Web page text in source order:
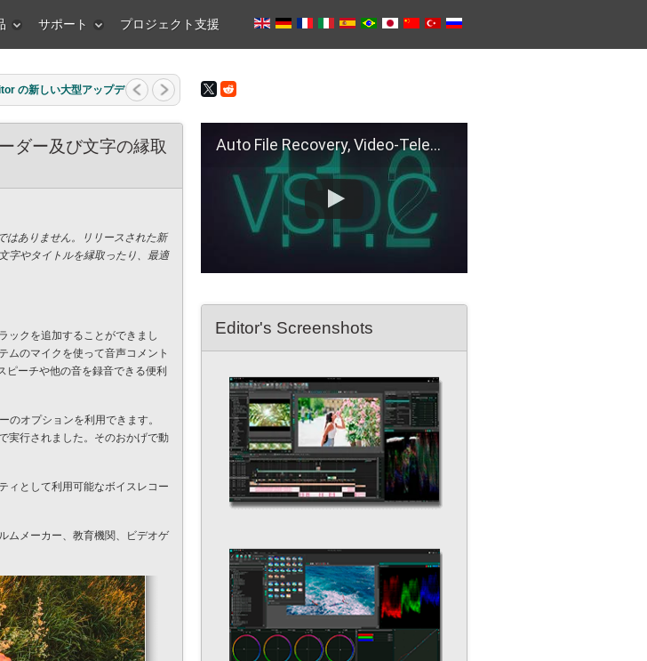
サポート プロジェクト支援
って最高の贈り物は何
ダー及び文字の縁取
はありません。リリースされた新
字やタイトルを縁取ったり、最適
ックを追加することができまし
ムのマイクを使って音声コメント
ーチや他の音を録音できる便利
オプションを利用できます。
実行されました。そのおかげで動
ィとして利用可能なボイスレコー
ムメーカー、教育機関、ビデオゲ
Auto File Recovery, Video-Telemetry Sync, H.266 (VVC)
Editor's Screenshots